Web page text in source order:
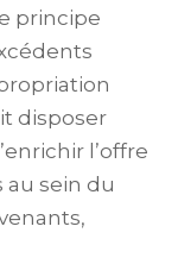
principe
disposer
l’offre
au sein du